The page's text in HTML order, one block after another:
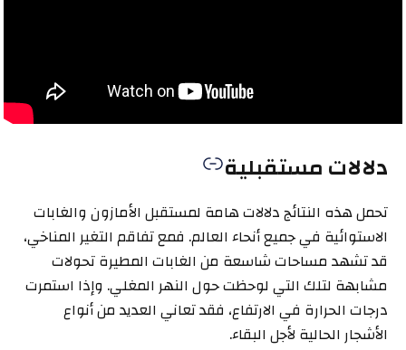
دلالات مستقبلية
تحمل هذه النتائج دلالات هامة لمستقبل الأمازون والغابات
الاستوائية في جميع أنحاء العالم. فمع تفاقم التغير المناخي،
قد تشهد مساحات شاسعة من الغابات المطيرة تحولات
مشابهة لتلك التي لوحظت حول النهر المغلي. وإذا استمرت
درجات الحرارة في الارتفاع، فقد تعاني العديد من أنواع
الأشجار الحالية لأجل البقاء.